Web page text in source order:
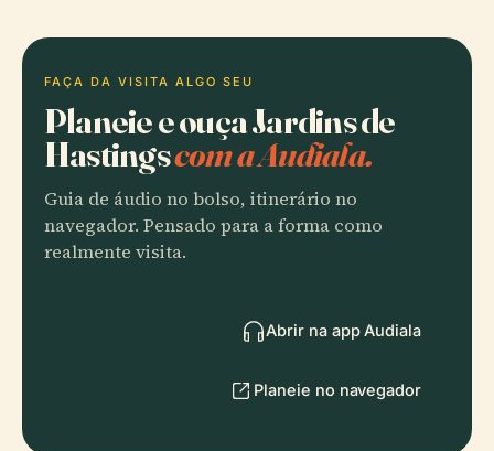
FAÇA DA VISITA ALGO SEU
Planeie e ouça Jardins de
Hastingscom a Audiala.
Guia de áudio no bolso, itinerário no
navegador. Pensado para a forma como
realmente visita.
Abrir na app Audiala
Planeie no navegador